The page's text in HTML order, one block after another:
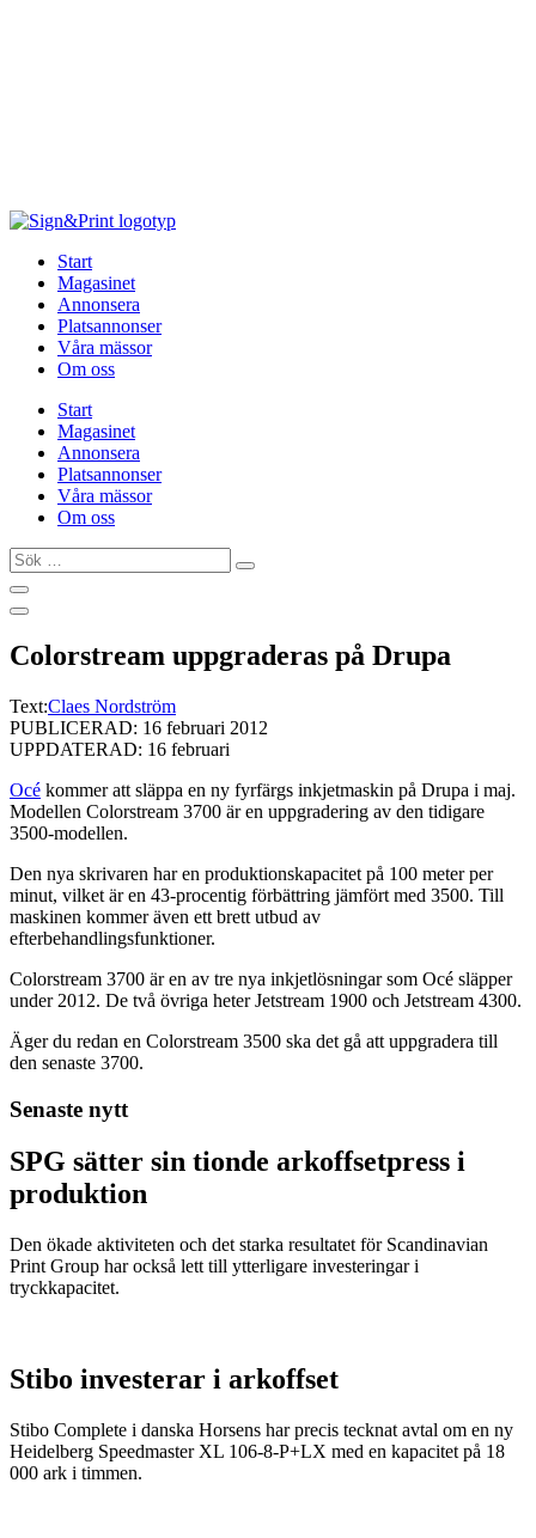
Start
Magasinet
Annonsera
Platsannonser
Våra mässor
Om oss
Start
Magasinet
Annonsera
Platsannonser
Våra mässor
Om oss
Sök
…
Colorstream uppgraderas på Drupa
Text:Claes Nordström
PUBLICERAD: 16 februari 2012
UPPDATERAD: 16 februari
Océ kommer att släppa en ny fyrfärgs inkjetmaskin på Drupa i maj.
Modellen Colorstream 3700 är en uppgradering av den tidigare
3500-modellen.
Den nya skrivaren har en produktionskapacitet på 100 meter per
minut, vilket är en 43-procentig förbättring jämfört med 3500. Till
maskinen kommer även ett brett utbud av
efterbehandlingsfunktioner.
Colorstream 3700 är en av tre nya inkjetlösningar som Océ släpper
under 2012. De två övriga heter Jetstream 1900 och Jetstream 4300.
Äger du redan en Colorstream 3500 ska det gå att uppgradera till
den senaste 3700.
Senaste nytt
SPG sätter sin tionde arkoffsetpress i
produktion
Den ökade aktiviteten och det starka resultatet för Scandinavian
Print Group har också lett till ytterligare investeringar i
tryckkapacitet.
Stibo investerar i arkoffset
Stibo Complete i danska Horsens har precis tecknat avtal om en ny
Heidelberg Speedmaster XL 106-8-P+LX med en kapacitet på 18
000 ark i timmen.